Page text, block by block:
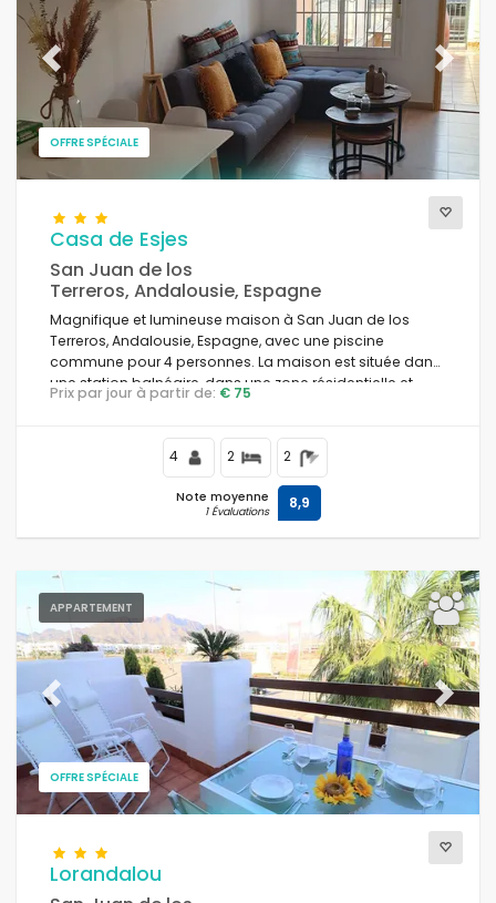
OFFRE SPÉCIALE
Previous Next
Casa de Esjes
San Juan de los
Terreros, Andalousie, Espagne
Magnifique et lumineuse maison à San Juan de los
Terreros, Andalousie, Espagne, avec une piscine
commune pour 4 personnes. La maison est située dans
une station balnéaire, dans une zone résidentielle et
montagneuse, à proximité des magasins et des
Prix par jour à partir de: € 75
4 2 2
Note moyenne
1 Évaluations 8,9
APPARTEMENT
OFFRE SPÉCIALE
Previous Next
Lorandalou